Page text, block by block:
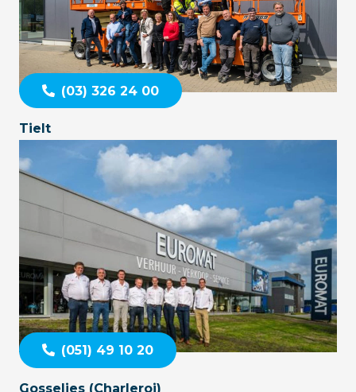
(03) 326 24 00
Tielt
(051) 49 10 20
Gosselies (Charleroi)